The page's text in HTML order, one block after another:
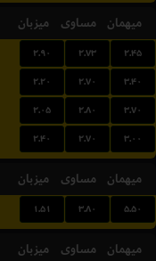
میزبان مساوی میهمان
۲.۹۰ ۲.۷۳ ۲.۴۵
۲.۲۰ ۲.۷۰ ۳.۴۰
۲.۰۵ ۲.۸۰ ۳.۷۰
۲.۴۰ ۲.۷۰ ۳.۰۰
میزبان مساوی میهمان
۱.۵۱ ۳.۸۰ ۵.۵۰
میزبان مساوی میهمان